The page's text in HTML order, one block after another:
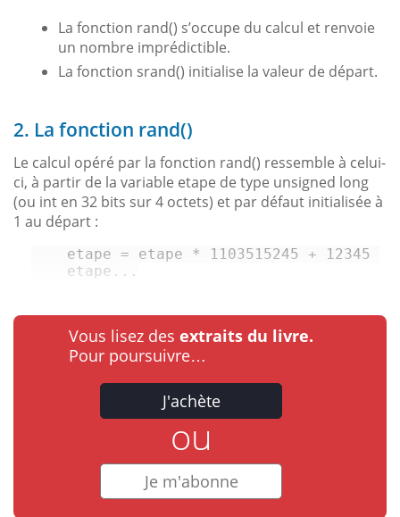
La fonction rand() s’occupe du calcul et renvoie
un nombre imprédictible.
La fonction srand() initialise la valeur de départ.
2. La fonction rand()
Le calcul opéré par la fonction rand() ressemble à celui-
ci, à partir de la variable etape de type unsigned long
(ou int en 32 bits sur 4 octets) et par défaut initialisée à
1 au départ :
etape = etape * 1103515245 + 12345
etape...
Vous lisez des extraits du livre.
Pour poursuivre…
J'achète
ou
Je m'abonne